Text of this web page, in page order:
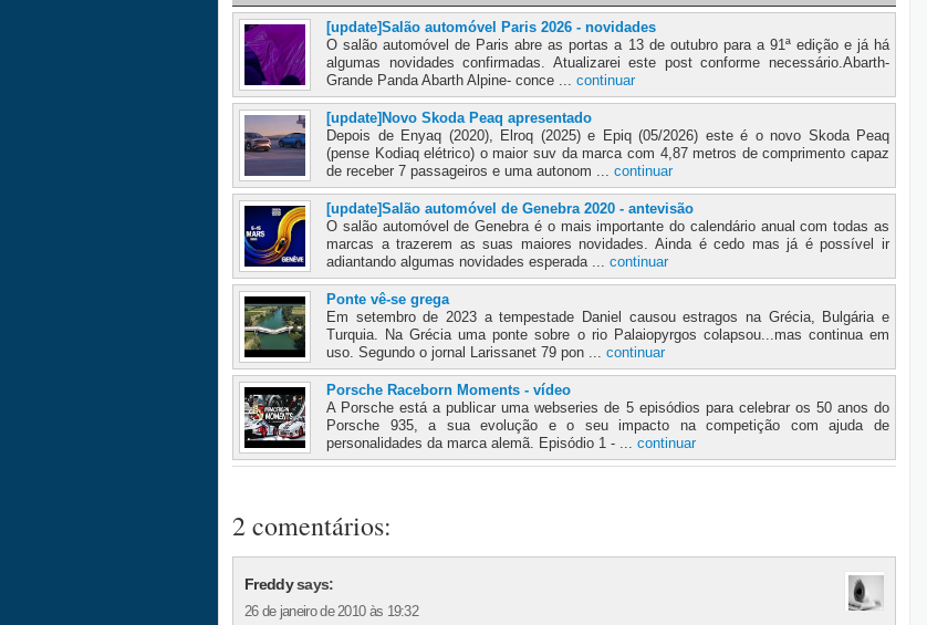
[update]Salão automóvel Paris 2026 - novidades
O salão automóvel de Paris abre as portas a 13 de outubro para a 91ª edição e já há
algumas novidades confirmadas. Atualizarei este post conforme necessário.Abarth-
Grande Panda Abarth Alpine- conce ... continuar
[update]Novo Skoda Peaq apresentado
Depois de Enyaq (2020), Elroq (2025) e Epiq (05/2026) este é o novo Skoda Peaq
(pense Kodiaq elétrico) o maior suv da marca com 4,87 metros de comprimento capaz
de receber 7 passageiros e uma autonom ... continuar
[update]Salão automóvel de Genebra 2020 - antevisão
O salão automóvel de Genebra é o mais importante do calendário anual com todas as
marcas a trazerem as suas maiores novidades. Ainda é cedo mas já é possível ir
adiantando algumas novidades esperada ... continuar
Ponte vê-se grega
Em setembro de 2023 a tempestade Daniel causou estragos na Grécia, Bulgária e
Turquia. Na Grécia uma ponte sobre o rio Palaiopyrgos colapsou...mas continua em
uso. Segundo o jornal Larissanet 79 pon ... continuar
Porsche Raceborn Moments - vídeo
A Porsche está a publicar uma webseries de 5 episódios para celebrar os 50 anos do
Porsche 935, a sua evolução e o seu impacto na competição com ajuda de
personalidades da marca alemã. Episódio 1 - ... continuar
2 comentários:
Freddysays:
26 de janeiro de 2010 às 19:32